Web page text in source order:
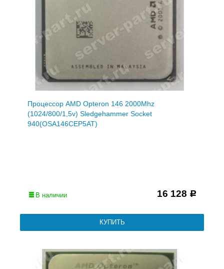
Процессор AMD Opteron 146 2000Mhz
(1024/800/1,5v) Sledgehammer Socket
940(OSA146CEP5AT)
В наличии 16 128 Р